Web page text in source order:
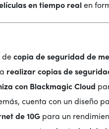
en tiempo realen
decopia de seguridad de
realizar copias de
con Blackmagic Cloud
cuenta con un diseño
de 10G para un